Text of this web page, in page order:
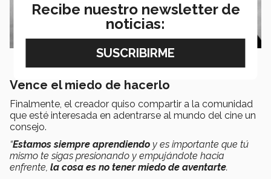
Vence el miedo de hacerlo
Finalmente, el creador quiso compartir a la comunidad
que esté interesada en adentrarse al mundo del cine un
consejo.
“Estamos siempre aprendiendo y es importante que tú
mismo te sigas presionando y empujándote hacia
enfrente, la cosa es no tener miedo de aventarte.
Recibe nuestro newsletter de
noticias: